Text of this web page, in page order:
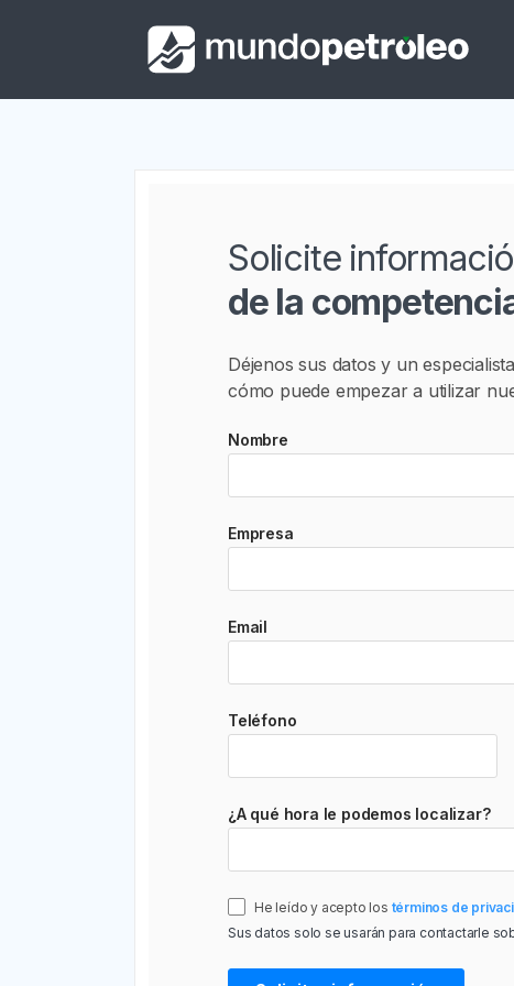
Solicite
de la
Déjenos sus datos y un
cómo puede empezar a utilizar
Nombre
Empresa
Email
Teléfono
¿A qué hora le podemos localizar?
He leído y acepto los términos de
Sus datos solo se usarán para contactarle